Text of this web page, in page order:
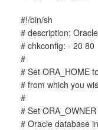
#!/bin/sh
# description:
# chkconfig: - 20 80
#
# Set ORA_HOME
# from which you
#
# Set
# Oracle database